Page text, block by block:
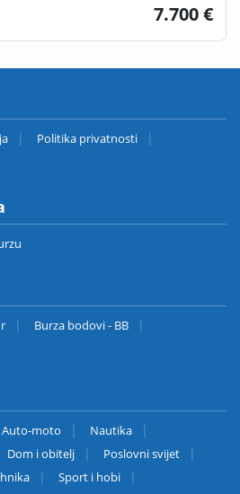
7.700 €
Politika privatnosti
Burza bodovi - BB
Auto-moto
Nautika
Dom i obitelj
Poslovni svijet
Sport i hobi